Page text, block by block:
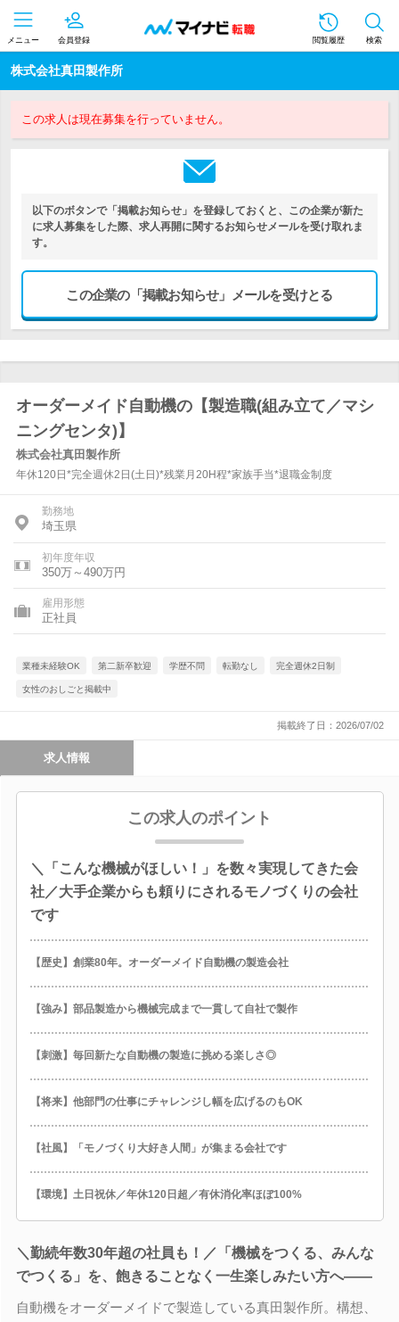
メニュー 会員登録 閲覧履歴 検索
株式会社真田製作所
この求人は現在募集を行っていません。
以下のボタンで「掲載お知らせ」を登録しておくと、この企業が新た
に求人募集をした際、求人再開に関するお知らせメールを受け取れま
す。
この企業の「掲載お知らせ」メールを受けとる
オーダーメイド自動機の【製造職(組み立て／マシ
ニングセンタ)】
株式会社真田製作所
年休120日*完全週休2日(土日)*残業月20H程*家族手当*退職金制度
勤務地
埼玉県
初年度年収
350万～490万円
雇用形態
正社員
業種未経験OK 第二新卒歓迎 学歴不問 転勤なし 完全週休2日制
女性のおしごと掲載中
掲載終了日：2026/07/02
求人情報
この求人のポイント
＼「こんな機械がほしい！」を数々実現してきた会
社／大手企業からも頼りにされるモノづくりの会社
です
【歴史】創業80年。オーダーメイド自動機の製造会社
【強み】部品製造から機械完成まで一貫して自社で製作
【刺激】毎回新たな自動機の製造に挑める楽しさ◎
【将来】他部門の仕事にチャレンジし幅を広げるのもOK
【社風】「モノづくり大好き人間」が集まる会社です
【環境】土日祝休／年休120日超／有休消化率ほぼ100%
＼勤続年数30年超の社員も！／「機械をつくる、みんな
でつくる」を、飽きることなく一生楽しみたい方へ――
自動機をオーダーメイドで製造している真田製作所。構想、